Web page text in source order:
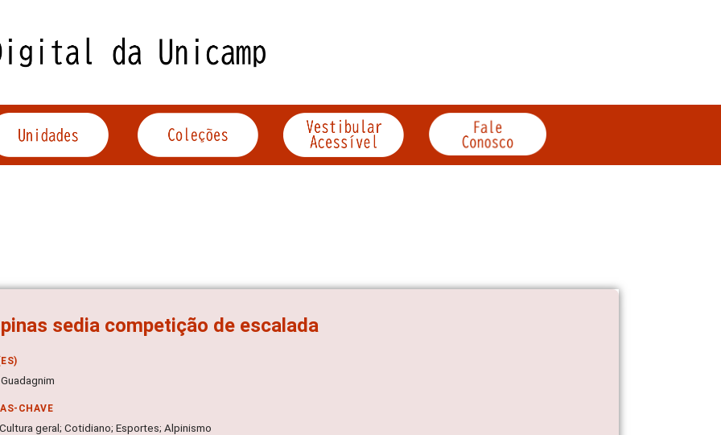
sedia competição de escalada
CHAVE
geral; Cotidiano; Esportes; Alpinismo